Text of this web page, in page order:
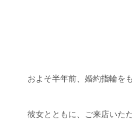
およそ半年前、婚約指輪を
彼女とともに、ご来店いた